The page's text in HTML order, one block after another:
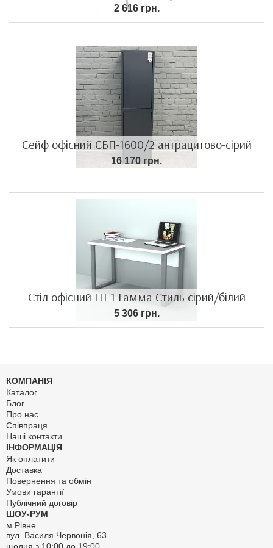
2 616 грн.
Сейф офісний СБП-1600/2 антрацитово-сірий
16 170 грн.
Стіл офісний ГП-1 Гамма Стиль сірий/білий
5 306 грн.
КОМПАНІЯ
Каталог
Блог
Про нас
Співпраця
Наші контакти
ІНФОРМАЦІЯ
Як оплатити
Доставка
Повернення та обмін
Умови гарантії
Публічний договір
ШОУ-РУМ
м.Рівне
вул. Василя Червонія, 63